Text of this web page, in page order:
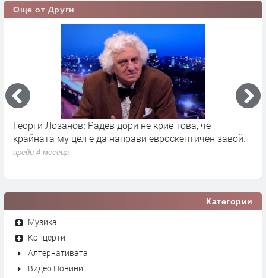
Още от Други
Георги Лозанов: Радев дори не крие това, че
крайната му цел е да направи евроскептичен завой.
преди 4 месеца
Категории
Музика
Концерти
Алтернативата
Видео Новини